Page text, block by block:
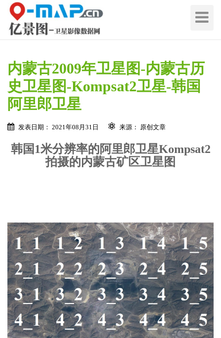
切
导
内蒙古2009年卫星图-内蒙古历
史卫星图-Kompsat2卫星-韩国
阿里郎卫星
发表日期： 2021年08月31日 来源： 原创文章
韩国1米分辨率的阿里郎卫星Kompsat2
拍摄的内蒙古矿区卫星图
在线留言 / Quote Online
名
称
联
系
方
式
提交咨询表单Submit Close